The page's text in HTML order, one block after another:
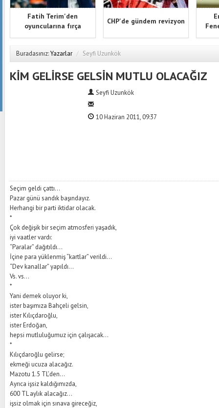
Fatih Terim'den
oyuncularına fırça
CHP'de gündem revizyon
Buradasınız:Yazarlar / Seyfi Uzunkök
KİM GELİRSE GELSİN MUTLU OLACAĞIZ
Seyfi Uzunkök
10 Haziran 2011, 09:37
Seçim geldi çattı...
Pazar günü sandık başındayız.
Herhangi bir parti iktidar olacak.
*
Çok değişik bir seçim atmosferi yaşadık,
iyi vaatler vardı:
“Paralar” dağıtıldı...
İçine para yüklenmiş “kartlar” verildi...
“Dev kanallar” yapıldı...
Vs. vs...
*
Yani demek oluyor ki,
ister başımıza Bahçeli gelsin,
ister Kılıçdaroğlu,
ister Erdoğan,
hepsi mutluluğumuz için çalışacak...
*
Kılıçdaroğlu gelirse;
ekmeği ucuza alacağız.
Mazotu 1.5 TL’den...
Ayrıca işsiz kaldığımızda,
600 TL aylık alacağız...
işsiz olmak için sınava gireceğiz,